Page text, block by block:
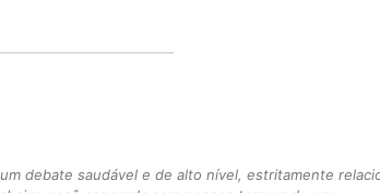
debate saudável e de alto nível, estritamente